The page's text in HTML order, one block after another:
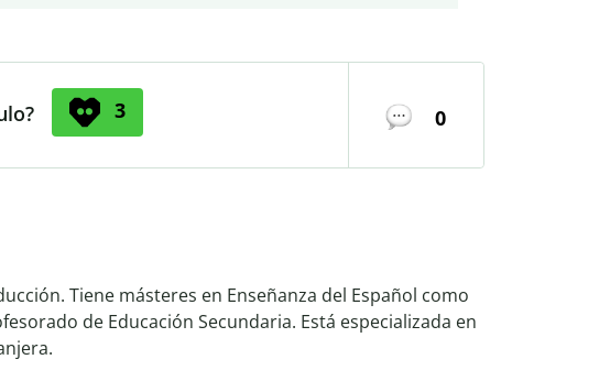
3 0
Tiene másteres en Enseñanza del Español como
de Educación Secundaria. Está especializada en